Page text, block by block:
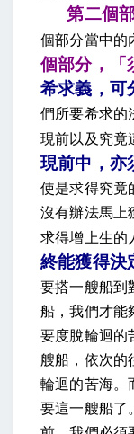
第二個
個部分當中的
個部分，「
希求義，可
們所要希求的
現前以及究竟
現前中，亦
使是求得究竟
沒有辦法馬上
求得增上生的
終能獲得決
要搭一艘船到
船，我們才能
要度脫輪迴的
艘船，依次的
輪迴的苦海。
要這一艘船了